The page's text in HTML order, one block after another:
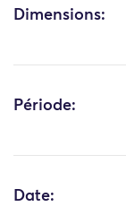
Dimensions:
Période:
Date: